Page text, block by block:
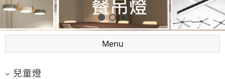
Menu
兒童燈